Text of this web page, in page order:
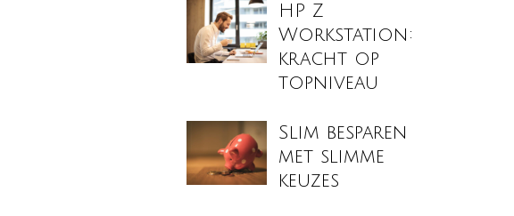
HP Z
Workstation:
kracht op
topniveau
Slim besparen
met slimme
keuzes